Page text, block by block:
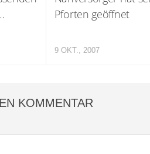
Pforten geöffnet
9 OKT., 2007
KOMMENTAR